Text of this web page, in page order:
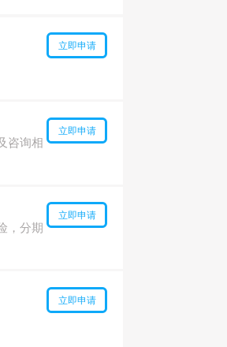
立即申请
咨询相
立即申请
，分期
立即申请
立即申请